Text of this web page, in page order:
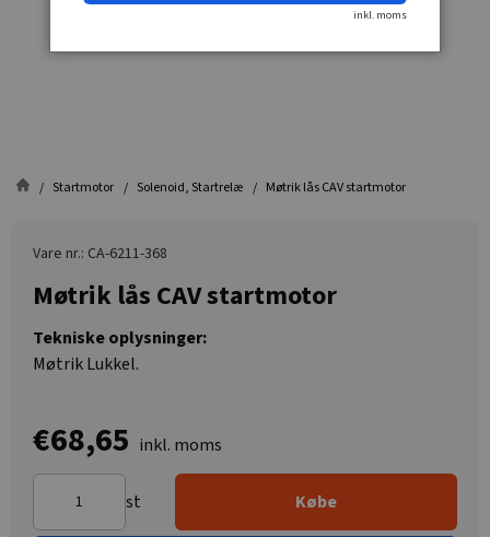
Startmotor Solenoid, Startrelæ Møtrik lås CAV startmotor
Vare nr.: CA-6211-368
Møtrik lås CAV startmotor
Tekniske oplysninger:
Møtrik Lukkel.
€68,65 inkl. moms
st Købe
inkl. moms